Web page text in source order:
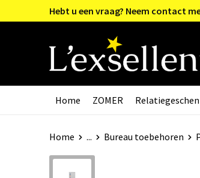
Hebt u een vraag? Neem contact
Home ZOMER
Home ... Bureau toebehoren